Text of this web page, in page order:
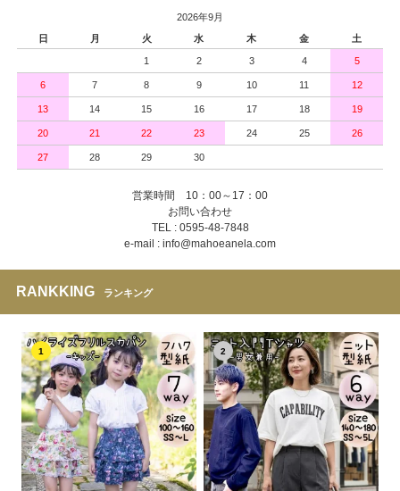
2026年9月
日
月 火 水 木 金 土
1 2 3 4 5
6 7 8 9 10 11 12
13 14 15 16 17 18 19
20 21 22 23 24 25 26
27 28 29 30
営業時間 10：00～17：00
お問い合わせ
TEL : 0595-48-7848
e-mail : info@mahoeanela.com
RANKKING ランキング
1 2